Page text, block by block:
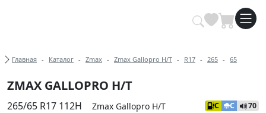
Купить автомобильные шины
Хлебные крошки
Главная Каталог Zmax Zmax Gallopro H/T R17 265 65
ZMAX GALLOPRO H/T
265/65 R17 112H Zmax Gallopro H/T C C 70